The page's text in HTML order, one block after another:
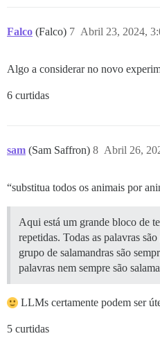
Falco (Falco) Abril 23, 2024,
7
Algo a considerar no novo
6 curtidas
sam (Sam Saffron) Abril 26,
8
“substitua todos os animais por
Aqui está um grande bloco de
repetidas. Todas as palavras
grupo de salamandras são
palavras nem sempre são
LLMs certamente podem ser
5 curtidas